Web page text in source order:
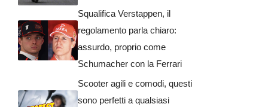
Squalifica Verstappen, il
regolamento parla chiaro:
assurdo, proprio come
Schumacher con la Ferrari
Scooter agili e comodi, questi
sono perfetti a qualsiasi